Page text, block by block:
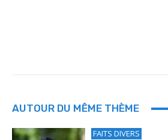
AUTOUR DU MÊME THÈME
FAITS DIVERS